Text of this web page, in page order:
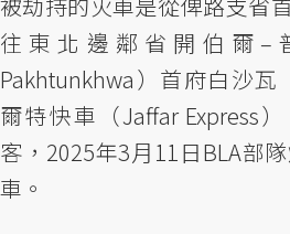
往東北邊鄰省開伯爾–
Pakhtunkhwa）首府白沙瓦
爾特快車（Jaffar Express
客，2025年3月11日BLA部
車。